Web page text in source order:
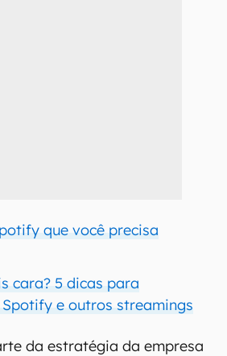
que você precisa
cara? 5 dicas para
e outros streamings
da estratégia da empresa